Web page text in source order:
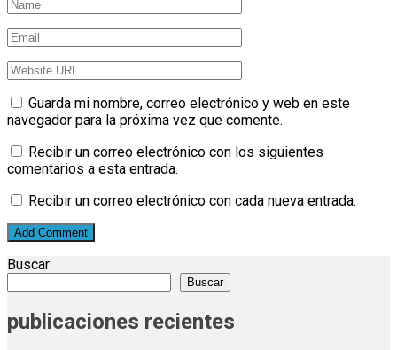
Guarda mi nombre, correo electrónico y web en este
navegador para la próxima vez que comente.
Recibir un correo electrónico con los siguientes
comentarios a esta entrada.
Recibir un correo electrónico con cada nueva entrada.
Buscar
Buscar
publicaciones recientes